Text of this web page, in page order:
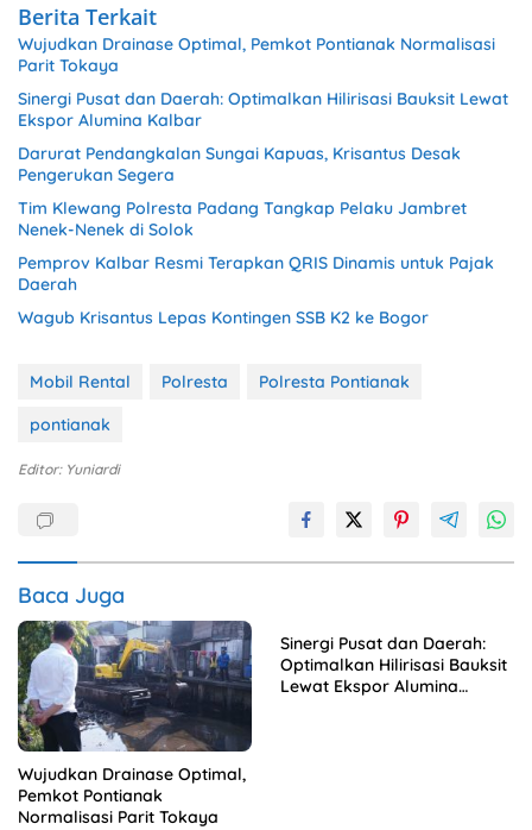
Berita Terkait
Wujudkan Drainase Optimal, Pemkot Pontianak Normalisasi
Parit Tokaya
Sinergi Pusat dan Daerah: Optimalkan Hilirisasi Bauksit Lewat
Ekspor Alumina Kalbar
Darurat Pendangkalan Sungai Kapuas, Krisantus Desak
Pengerukan Segera
Tim Klewang Polresta Padang Tangkap Pelaku Jambret
Nenek-Nenek di Solok
Pemprov Kalbar Resmi Terapkan QRIS Dinamis untuk Pajak
Daerah
Wagub Krisantus Lepas Kontingen SSB K2 ke Bogor
Mobil Rental Polresta
Polresta Pontianak
pontianak
Editor: Yuniardi
Baca Juga
Wujudkan Drainase Optimal,
Pemkot Pontianak
Normalisasi Parit Tokaya
Sinergi Pusat dan Daerah:
Optimalkan Hilirisasi Bauksit
Lewat Ekspor Alumina